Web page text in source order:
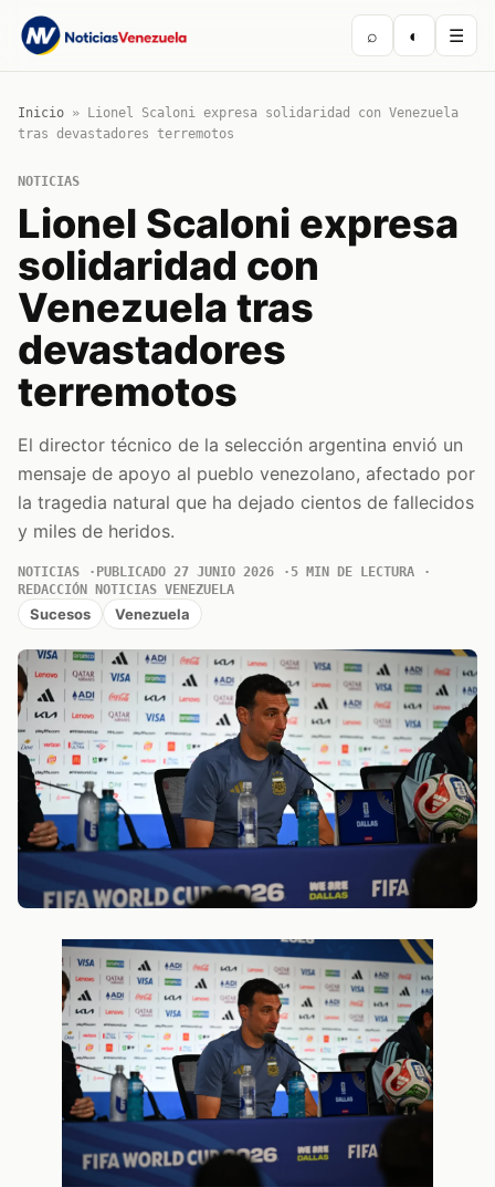
⌕ ◐ ☰
Inicio »
Lionel Scaloni expresa solidaridad con Venezuela
tras devastadores terremotos
NOTICIAS
Lionel Scaloni expresa
solidaridad con
Venezuela tras
devastadores
terremotos
El director técnico de la selección argentina envió un
mensaje de apoyo al pueblo venezolano, afectado por
la tragedia natural que ha dejado cientos de fallecidos
y miles de heridos.
NOTICIAS PUBLICADO 27 JUNIO 2026
5 MIN DE LECTURA
REDACCIÓN NOTICIAS VENEZUELA
Sucesos Venezuela